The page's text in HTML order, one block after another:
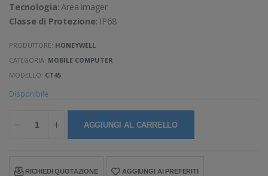
Tecnologia: Area imager
Classe di Protezione: IP68
PRODUTTORE: HONEYWELL
CATEGORIA: MOBILE COMPUTER
MODELLO: CT45
Disponibile
AGGIUNGI AL CARRELLO
RICHIEDI QUOTAZIONE AGGIUNGI AI PREFERITI